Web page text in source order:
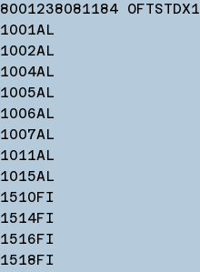
8001238081184 OFTSTDX1
1001AL
1002AL
1004AL
1005AL
1006AL
1007AL
1011AL
1015AL
1510FI
1514FI
1516FI
1518FI